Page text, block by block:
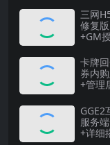
三网
修复
+GM
卡牌
券内
+管理
服务
+详细